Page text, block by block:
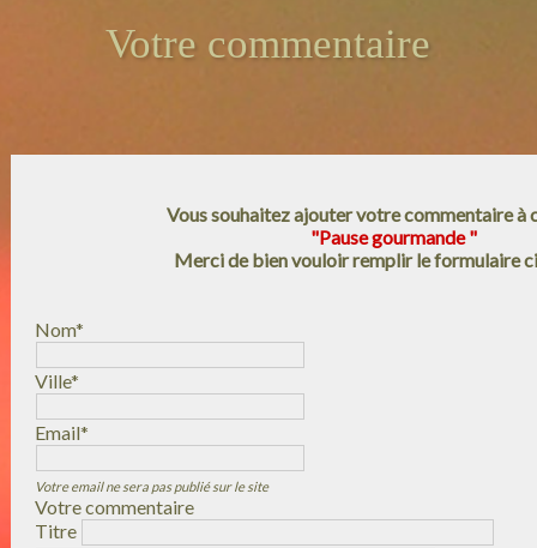
Votre commentaire
Vous souhaitez ajouter votre commentaire à
"Pause gourmande "
Merci de bien vouloir remplir le formulaire
Nom*
Ville*
Email*
Votre email ne sera pas publié sur le site
Votre commentaire
Titre